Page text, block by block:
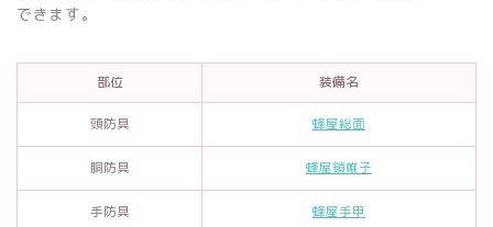
できます。
部位 装備名
頭防具 蜂屋総面
胴防具 蜂屋鎖帷子
手防具 蜂屋手甲